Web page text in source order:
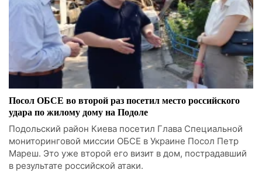
Посол ОБСЕ во второй раз посетил место российского
удара по жилому дому на Подоле
Подольский район Киева посетил Глава Специальной
мониторинговой миссии ОБСЕ в Украине Посол Петр
Мареш. Это уже второй его визит в дом, пострадавший
в результате российской атаки.